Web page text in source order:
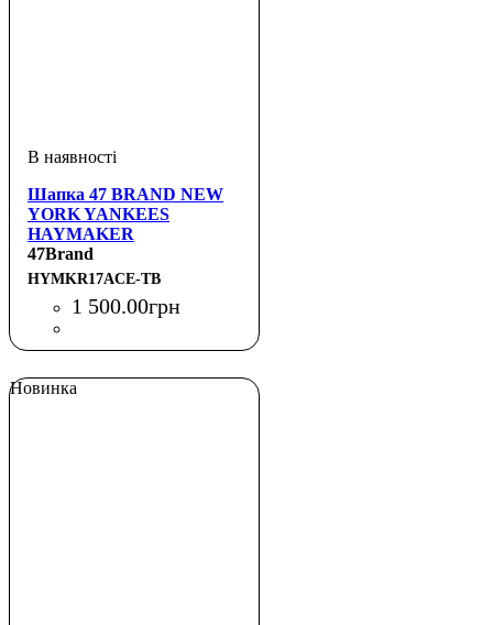
Шапка 47 BRAND NEW
YORK YANKEES
HAYMAKER
47Brand
HYMKR17ACE-TB
1 500.00грн
Новинка